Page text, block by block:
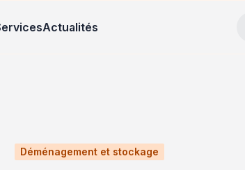
Actualités
Déménagement et stockage